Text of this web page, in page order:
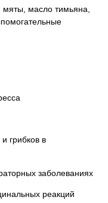
масло тимьяна,
грибков в
заболеваниях
реакций